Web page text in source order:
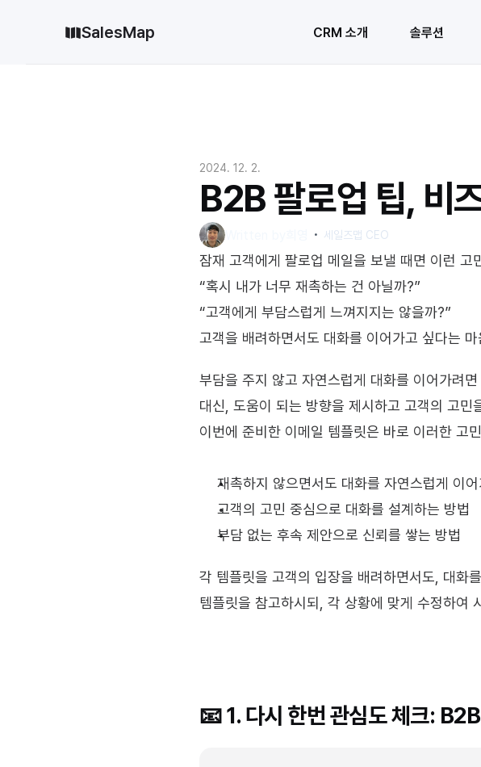
SalesMap CRM 소개 솔루션
2024. 12. 2.
B2B 팔로업 팁, 비
・ 세일즈맵 CEO
잠재 고객에게 팔로업 메일을 보낼 때면 이런 고
“혹시 내가 너무 재촉하는 건 아닐까?”
“고객에게 부담스럽게 느껴지지는 않을까?”
고객을 배려하면서도 대화를 이어가고 싶다는
부담을 주지 않고 자연스럽게 대화를 이어가려
대신, 도움이 되는 방향을 제시하고 고객의 고민
이번에 준비한 이메일 템플릿은 바로 이러한 고
재촉하지 않으면서도 대화를 자연스럽게 이
고객의 고민 중심으로 대화를 설계하는 방법
부담 없는 후속 제안으로 신뢰를 쌓는 방법
각 템플릿을 고객의 입장을 배려하면서도, 대화
템플릿을 참고하시되, 각 상황에 맞게 수정하여
📧 1. 다시 한번 관심도 체크: